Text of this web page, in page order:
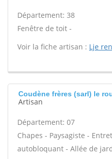
Département: 38
Fenêtre de toit -
Voir la fiche artisan : Lje
Coudène frères (sarl) le
Artisan
Département: 07
Chapes - Paysagiste -
autobloquant - Allée de